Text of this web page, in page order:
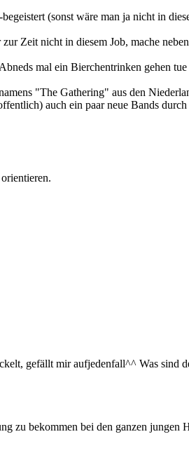
(sonst wäre man ja nicht in
Zeit nicht in diesem Job, mache
mal ein Bierchentrinken gehen tue
"The Gathering" aus den
auch ein paar neue Bands
gefällt mir aufjedenfall^^ Was
zu bekommen bei den ganzen jungen